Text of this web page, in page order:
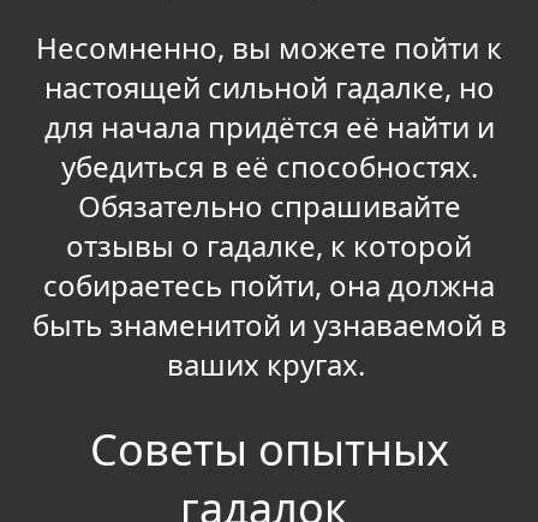
Несомненно, вы можете пойти к
настоящей сильной гадалке, но
для начала придётся её найти и
убедиться в её способностях.
Обязательно спрашивайте
отзывы о гадалке, к которой
собираетесь пойти, она должна
быть знаменитой и узнаваемой в
ваших кругах.
Советы опытных
гадалок